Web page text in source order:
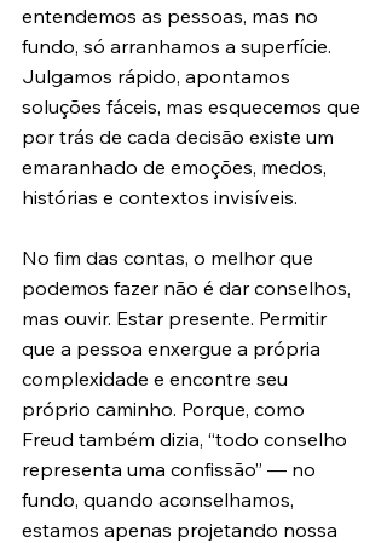
entendemos as pessoas, mas no
fundo, só arranhamos a superfície.
Julgamos rápido, apontamos
soluções fáceis, mas esquecemos que
por trás de cada decisão existe um
emaranhado de emoções, medos,
histórias e contextos invisíveis.
No fim das contas, o melhor que
podemos fazer não é dar conselhos,
mas ouvir. Estar presente. Permitir
que a pessoa enxergue a própria
complexidade e encontre seu
próprio caminho. Porque, como
Freud também dizia, “todo conselho
representa uma confissão” — no
fundo, quando aconselhamos,
estamos apenas projetando nossa